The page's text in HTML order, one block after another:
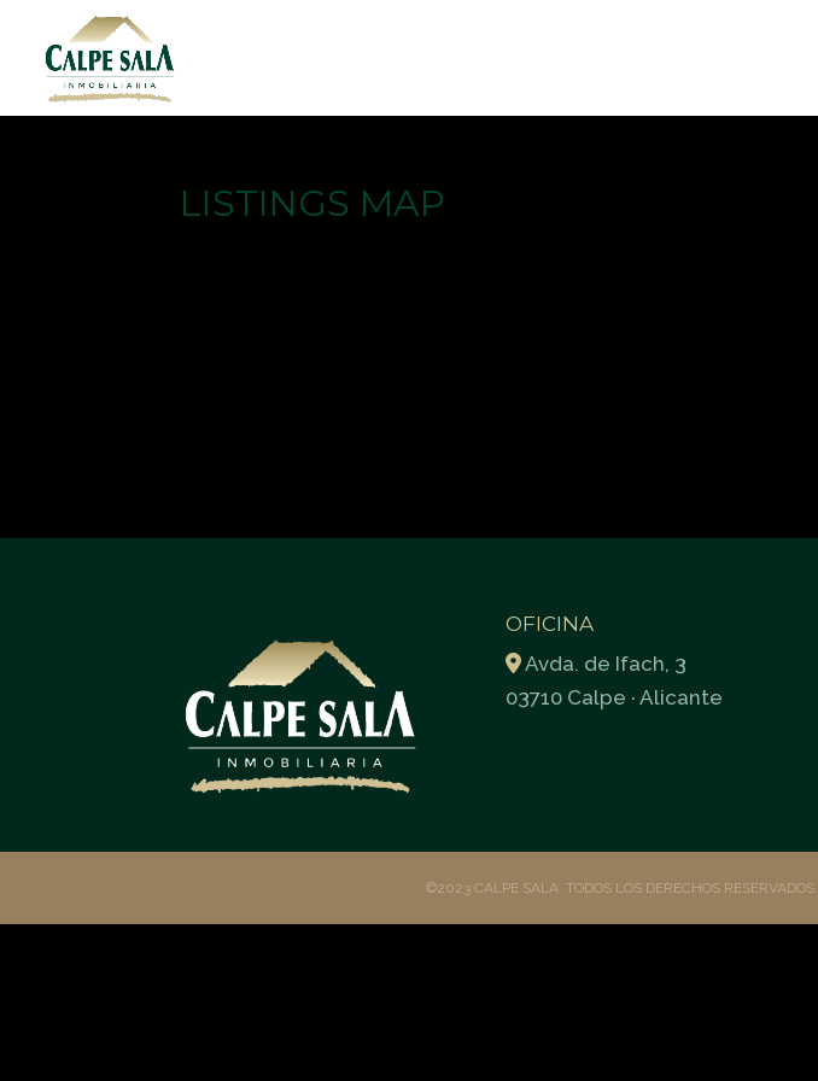
LISTINGS MAP
OFICINA
Avda. de Ifach, 3
03710 Calpe · Alicante
©2023 CALPE SALA. TODOS LOS DERECHOS RESERVADOS.